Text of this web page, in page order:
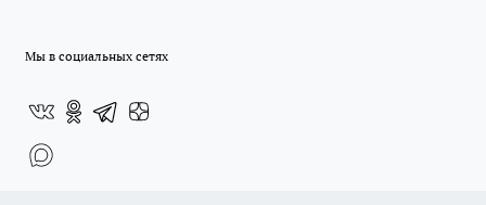
Мы в социальных сетях